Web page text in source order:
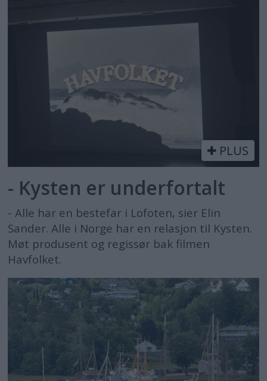
PLUS
- Kysten er underfortalt
- Alle har en bestefar i Lofoten, sier Elin
Sander. Alle i Norge har en relasjon til Kysten.
Møt produsent og regissør bak filmen
Havfolket.